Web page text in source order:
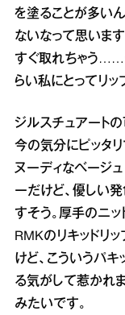
を塗ることが多い
ないなって思いま
すぐ取れちゃう……
らい私にとってリッ
ジルスチュアート
今の気分にピッタ
ヌーディなベージュ
ーだけど、優しい
すそう。厚手のニ
RMKのリキッドリ
けど、こういうパ
る気がして惹かれ
みたいです。